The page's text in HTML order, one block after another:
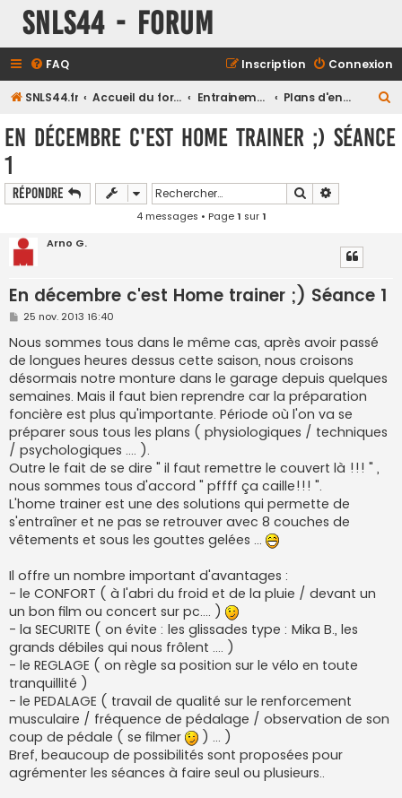
SNLS44 - Forum
FAQ Connexion
Inscription
SNLS44.fr Accueil du forum Entrainements Plans d'entrainements
c
En décembre c'est Home trainer ;) Séance
1
Répondre Rechercher
4 messages • Page1 sur1
Arno G.
En décembre c'est Home trainer ;) Séance 1
M
s
s
a
g
e
25 nov. 2013 16:40
Nous sommes tous dans le même cas, après avoir passé
de longues heures dessus cette saison, nous croisons
désormais notre monture dans le garage depuis quelques
semaines. Mais il faut bien reprendre car la préparation
foncière est plus qu'importante. Période où l'on va se
préparer sous tous les plans ( physiologiques / techniques
/ psychologiques .... ).
Outre le fait de se dire " il faut remettre le couvert là !!! " ,
nous sommes tous d'accord " pffff ça caille!!! ".
L'home trainer est une des solutions qui permette de
s'entraîner et ne pas se retrouver avec 8 couches de
vêtements et sous les gouttes gelées ...
Il offre un nombre important d'avantages :
- le CONFORT ( à l'abri du froid et de la pluie / devant un
un bon film ou concert sur pc.... )
- la SECURITE ( on évite : les glissades type : Mika B., les
grands débiles qui nous frôlent .... )
- le REGLAGE ( on règle sa position sur le vélo en toute
tranquillité )
- le PEDALAGE ( travail de qualité sur le renforcement
musculaire / fréquence de pédalage / observation de son
coup de pédale ( se filmer
) ... )
Bref, beaucoup de possibilités sont proposées pour
agrémenter les séances à faire seul ou plusieurs..